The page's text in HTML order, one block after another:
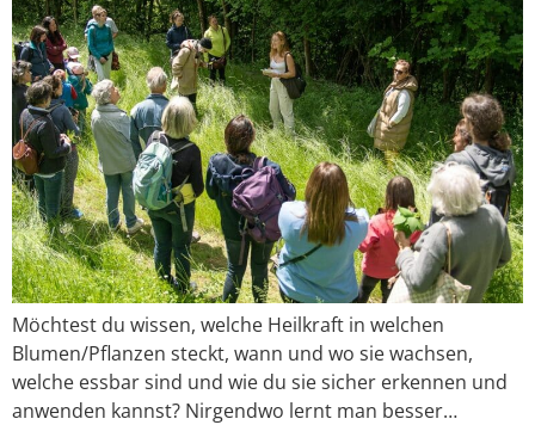
Möchtest du wissen, welche Heilkraft in welchen
Blumen/Pflanzen steckt, wann und wo sie wachsen,
welche essbar sind und wie du sie sicher erkennen und
anwenden kannst? Nirgendwo lernt man besser…